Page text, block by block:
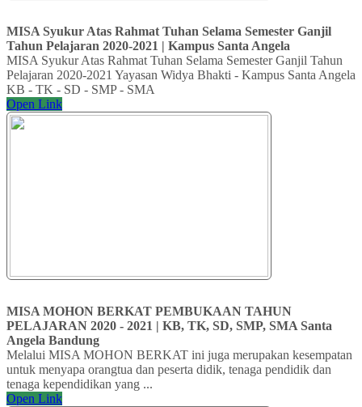
MISA Syukur Atas Rahmat Tuhan Selama Semester Ganjil
Tahun Pelajaran 2020-2021 | Kampus Santa Angela
MISA Syukur Atas Rahmat Tuhan Selama Semester Ganjil Tahun
Pelajaran 2020-2021 Yayasan Widya Bhakti - Kampus Santa Angela
KB - TK - SD - SMP - SMA
Open Link
MISA MOHON BERKAT PEMBUKAAN TAHUN
PELAJARAN 2020 - 2021 | KB, TK, SD, SMP, SMA Santa
Angela Bandung
Melalui MISA MOHON BERKAT ini juga merupakan kesempatan
untuk menyapa orangtua dan peserta didik, tenaga pendidik dan
tenaga kependidikan yang ...
Open Link